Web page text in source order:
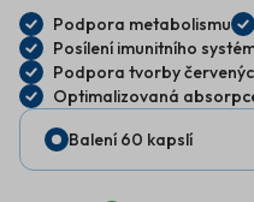
Podpora metabolismu
Posílení imunitního
Podpora tvorby
Optimalizovaná
Balení 60 kapslí